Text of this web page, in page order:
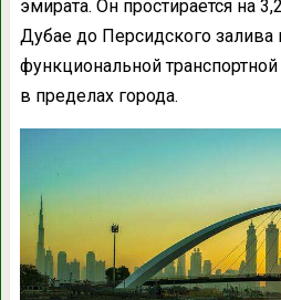
эмирата. Он простирается на
Дубае до Персидского залива
функциональной
в пределах города.